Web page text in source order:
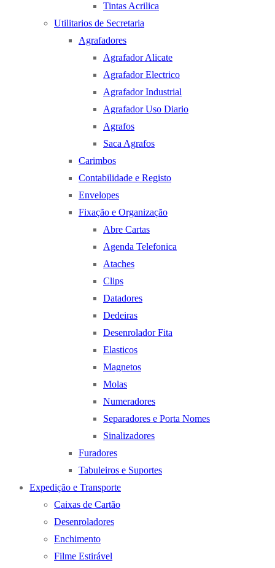
Tintas Acrilica
Utilitarios de Secretaria
Agrafadores
Agrafador Alicate
Agrafador Electrico
Agrafador Industrial
Agrafador Uso Diario
Agrafos
Saca Agrafos
Carimbos
Contabilidade e Registo
Envelopes
Fixação e Organização
Abre Cartas
Agenda Telefonica
Ataches
Clips
Datadores
Dedeiras
Desenrolador Fita
Elasticos
Magnetos
Molas
Numeradores
Separadores e Porta Nomes
Sinalizadores
Furadores
Tabuleiros e Suportes
Expedição e Transporte
Caixas de Cartão
Desenroladores
Enchimento
Filme Estirável